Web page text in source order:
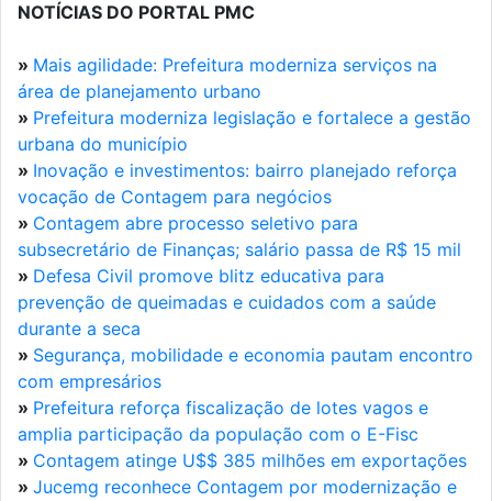
NOTÍCIAS DO PORTAL PMC
» Mais agilidade: Prefeitura moderniza serviços na
área de planejamento urbano
» Prefeitura moderniza legislação e fortalece a gestão
urbana do município
» Inovação e investimentos: bairro planejado reforça
vocação de Contagem para negócios
» Contagem abre processo seletivo para
subsecretário de Finanças; salário passa de R$ 15 mil
» Defesa Civil promove blitz educativa para
prevenção de queimadas e cuidados com a saúde
durante a seca
» Segurança, mobilidade e economia pautam encontro
com empresários
» Prefeitura reforça fiscalização de lotes vagos e
amplia participação da população com o E-Fisc
» Contagem atinge U$$ 385 milhões em exportações
» Jucemg reconhece Contagem por modernização e